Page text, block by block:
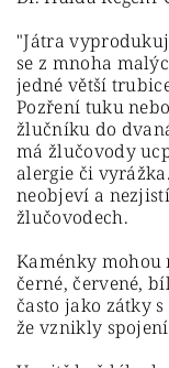
"Játra
se z mnoha
jedné větší
Pozření tuku
žlučníku do
má žlučovody
alergie či
neobjeví a
žlučovodech.
Kaménky
černé, červené,
často jako zátky
že vznikly